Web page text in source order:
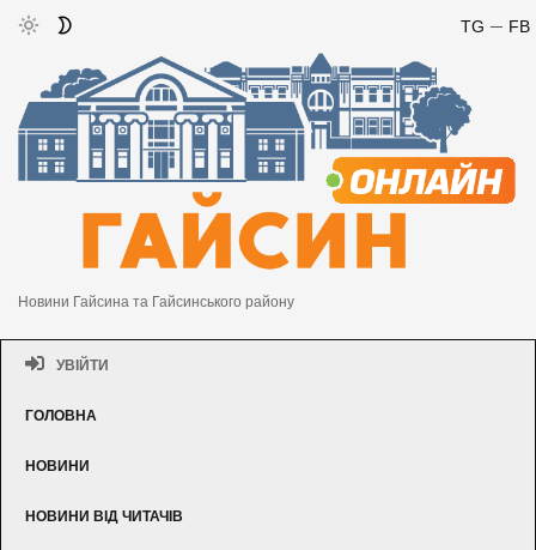
FB
TG
Новини Гайсина та Гайсинського району
УВІЙТИ
ГОЛОВНА
НОВИНИ
НОВИНИ ВІД ЧИТАЧІВ